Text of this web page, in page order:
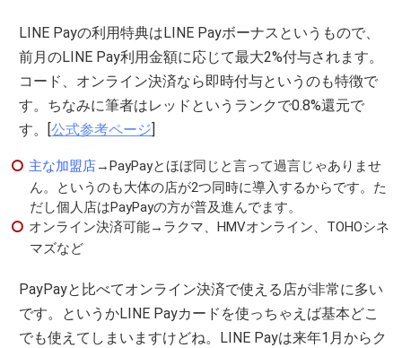
LINE Payの利用特典はLINE Payボーナスというもので、
前月のLINE Pay利用金額に応じて最大2%付与されます。
コード、オンライン決済なら即時付与というのも特徴で
す。ちなみに筆者はレッドというランクで0.8%還元で
す。[公式参考ページ]
主な加盟店→PayPayとほぼ同じと言って過言じゃありませ
ん。というのも大体の店が2つ同時に導入するからです。た
だし個人店はPayPayの方が普及進んでます。
オンライン決済可能→ラクマ、HMVオンライン、TOHOシネ
マズなど
PayPayと比べてオンライン決済で使える店が非常に多い
です。というかLINE Payカードを使っちゃえば基本どこ
でも使えてしまいますけどね。LINE Payは来年1月からク